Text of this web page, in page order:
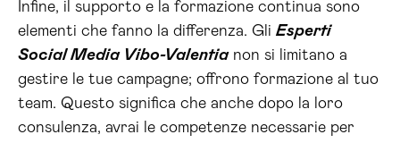
Infine, il supporto e la formazione continua sono
elementi che fanno la differenza. Gli Esperti
Social Media Vibo-Valentianon si limitano a
gestire le tue campagne; offrono formazione al tuo
team. Questo significa che anche dopo la loro
consulenza, avrai le competenze necessarie per